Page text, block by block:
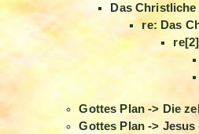
Das
re: Das
Gottes Plan -> Die
Gottes Plan -> Jesus